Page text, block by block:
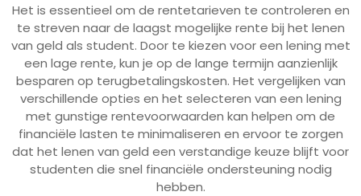
Het is essentieel om de rentetarieven te controleren en
te streven naar de laagst mogelijke rente bij het lenen
van geld als student. Door te kiezen voor een lening met
een lage rente, kun je op de lange termijn aanzienlijk
besparen op terugbetalingskosten. Het vergelijken van
verschillende opties en het selecteren van een lening
met gunstige rentevoorwaarden kan helpen om de
financiële lasten te minimaliseren en ervoor te zorgen
dat het lenen van geld een verstandige keuze blijft voor
studenten die snel financiële ondersteuning nodig
hebben.